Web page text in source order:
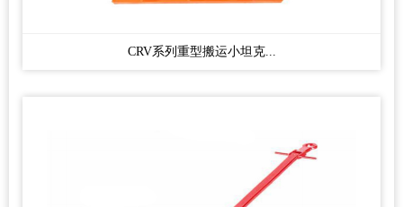
CRV系列重型搬运小坦克...